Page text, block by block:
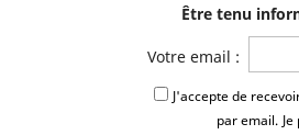
Être tenu
Votre email :
J'accepte de
par email.